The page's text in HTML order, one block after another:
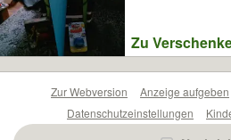
Zu
Zur Webversion Anzeige aufgeben
Datenschutzeinstellungen
Barrierefreiheitserklärung